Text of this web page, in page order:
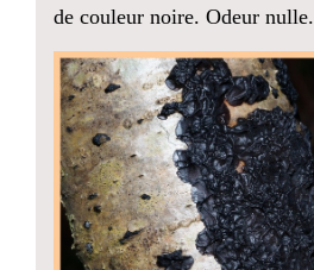
de couleur noire. Odeur nulle.